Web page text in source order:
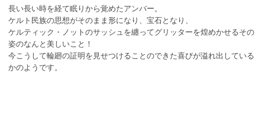
長い長い時を経て眠りから覚めたアンバー。
ケルト民族の思想がそのまま形になり、宝石となり、
ケルティック・ノットのサッシュを纏ってグリッターを煌めかせるその
姿のなんと美しいこと！
今こうして輪廻の証明を見せつけることのできた喜びが溢れ出している
かのようです。